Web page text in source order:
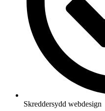
Skreddersydd webdesign